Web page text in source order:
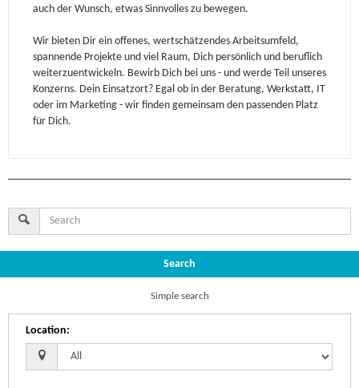
auch der Wunsch, etwas Sinnvolles zu bewegen.
Wir bieten Dir ein offenes, wertschätzendes Arbeitsumfeld,
spannende Projekte und viel Raum, Dich persönlich und beruflich
weiterzuentwickeln. Bewirb Dich bei uns - und werde Teil unseres
Konzerns. Dein Einsatzort? Egal ob in der Beratung, Werkstatt, IT
oder im Marketing - wir finden gemeinsam den passenden Platz
für Dich.
Search
Simple search
Location: